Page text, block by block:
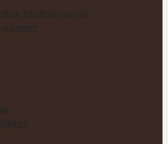
kitöltőanyagok